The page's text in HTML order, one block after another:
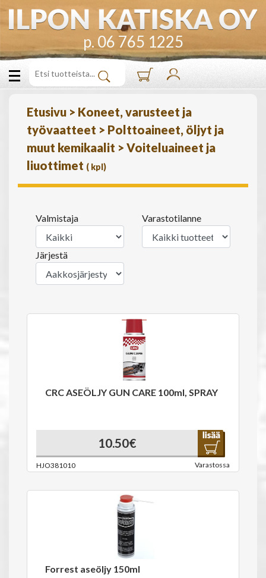
p. 06 765 1225
Etusivu > Koneet, varusteet ja
työvaatteet > Polttoaineet, öljyt ja
muut kemikaalit > Voiteluaineet ja
liuottimet ( kpl)
Valmistaja Varastotilanne
Järjestä
CRC ASEÖLJY GUN CARE 100ml, SPRAY
10.50€
HJO381010 Varastossa
Forrest aseöljy 150ml